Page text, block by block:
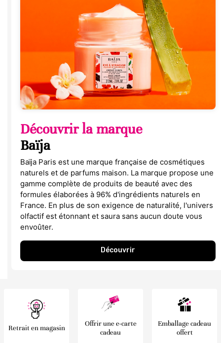
Découvrir la marque
Baïja
Baïja Paris est une marque française de cosmétiques
naturels et de parfums maison. La marque propose une
gamme complète de produits de beauté avec des
formules élaborées à 96% d'ingrédients naturels en
France. En plus de son exigence de naturalité, l'univers
olfactif est étonnant et saura sans aucun doute vous
envoûter.
Découvrir
Retrait en magasin
Offrir une e-carte
cadeau
Emballage cadeau
offert